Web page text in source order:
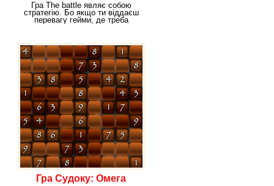
Гра The battle являє собою
стратегію. Бо якщо ти віддаєш
перевагу гейми, де треба
Гра Судоку: Омега